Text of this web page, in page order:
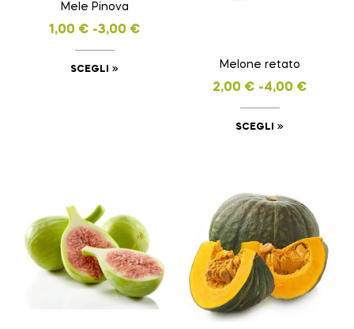
Mele Pinova
1,00 € -3,00 €
SCEGLI Melone retato
2,00 € -4,00 €
SCEGLI